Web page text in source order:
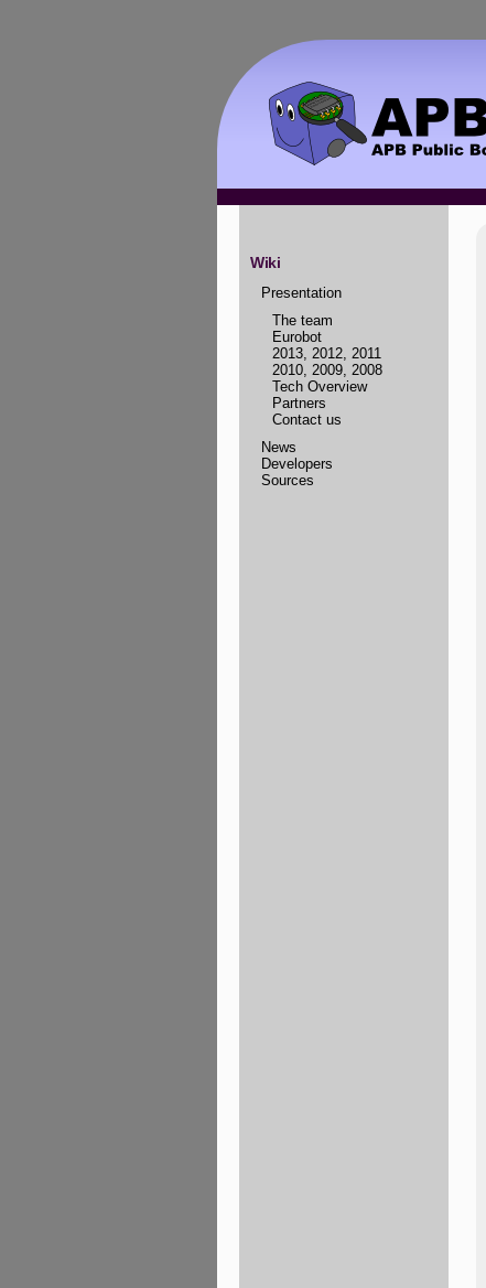
Wiki
Presentation
The team
Eurobot
2013 2012 2011
2010 2009 2008
Tech Overview
Partners
Contact us
News
Developers
Sources